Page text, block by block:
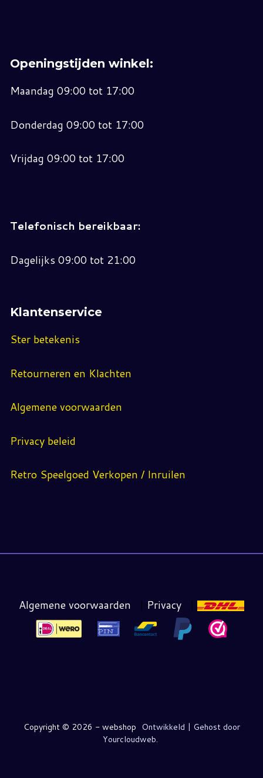
Openingstijden winkel:
Maandag 09:00 tot 17:00
Donderdag 09:00 tot 17:00
Vrijdag 09:00 tot 17:00
Telefonisch bereikbaar:
Dagelijks 09:00 tot 21:00
Klantenservice
Ster betekenis
Retourneren en Klachten
Algemene voorwaarden
Privacy beleid
Retro Speelgoed Verkopen / Inruilen
Algemene voorwaarden | Privacy |
Copyright © 2026 - webshop Ontwikkeld | Gehost door
Yourcloudweb.